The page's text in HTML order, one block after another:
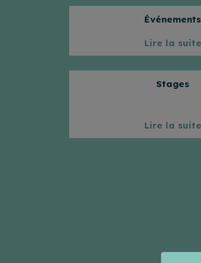
Événements
Lire la suite
Stages
Lire la suite